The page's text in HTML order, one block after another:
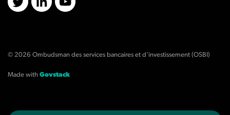
X/TwitterLinkedInYouTube
© 2026 Ombudsman des services bancaires et d'investissement (OSBI)
Made with Govstack